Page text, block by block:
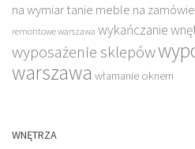
na wymiar tanie meble na
remontowe warszawa wykańczanie
wyposażenie sklepów
warszawa włamanie oknem
WNĘTRZA